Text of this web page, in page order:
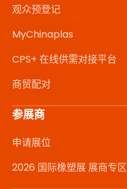
观众预登记
MyChinaplas
CPS+ 在线供需对接平台
商贸配对
参展商
申请展位
2026 国际橡塑展 展商专区